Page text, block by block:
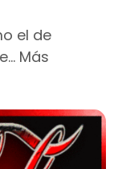
el de
Más